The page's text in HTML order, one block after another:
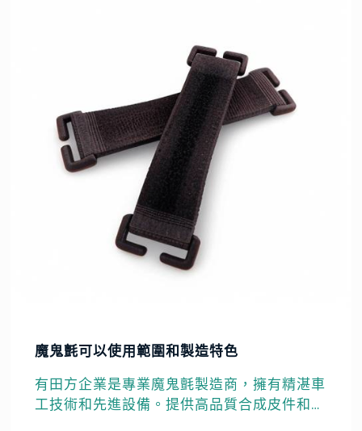
魔鬼氈可以使用範圍和製造特色
有田方企業是專業魔鬼氈製造商，擁有精湛車
工技術和先進設備。提供高品質合成皮件和定